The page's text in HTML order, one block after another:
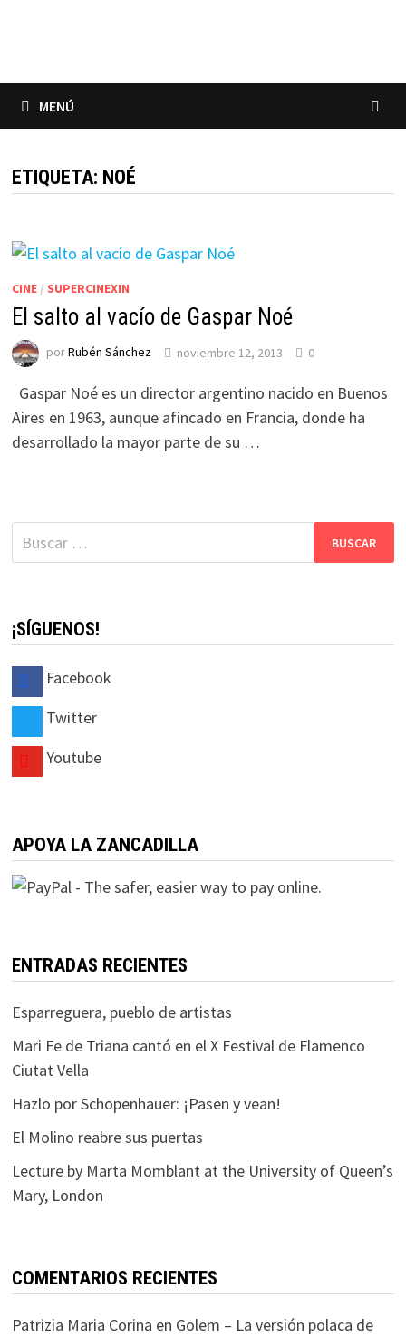
MENÚ
ETIQUETA: NOÉ
CINE/ SUPERCINEXIN
El salto al vacío de Gaspar Noé
porRubén Sánchez noviembre 12, 2013 0
Gaspar Noé es un director argentino nacido en Buenos
Aires en 1963, aunque afincado en Francia, donde ha
desarrollado la mayor parte de su …
Buscar:
¡SÍGUENOS!
Facebook
Twitter
Youtube
APOYA LA ZANCADILLA
ENTRADAS RECIENTES
Esparreguera, pueblo de artistas
Mari Fe de Triana cantó en el X Festival de Flamenco
Ciutat Vella
Hazlo por Schopenhauer: ¡Pasen y vean!
El Molino reabre sus puertas
Lecture by Marta Momblant at the University of Queen’s
Mary, London
COMENTARIOS RECIENTES
Patrizia Maria Corina en Golem – La versión polaca de